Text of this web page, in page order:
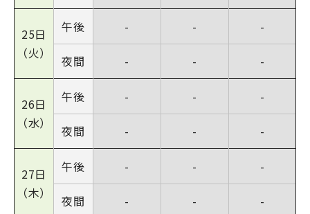
25日
（火）
午後
夜間
-
-
-
-
-
-
26日
（水）
午後
夜間
-
-
-
-
-
-
27日
（木）
午後
夜間
-
-
-
-
-
-